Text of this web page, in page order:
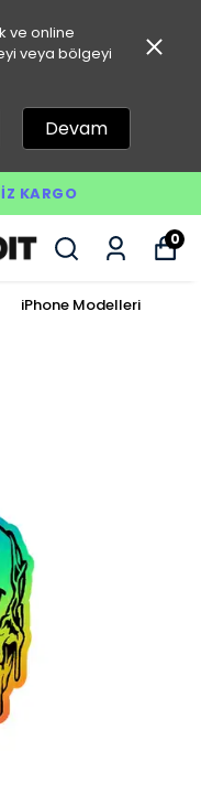
ve online
veya bölgeyi
Devam
KARGO
0
iPhone Modelleri